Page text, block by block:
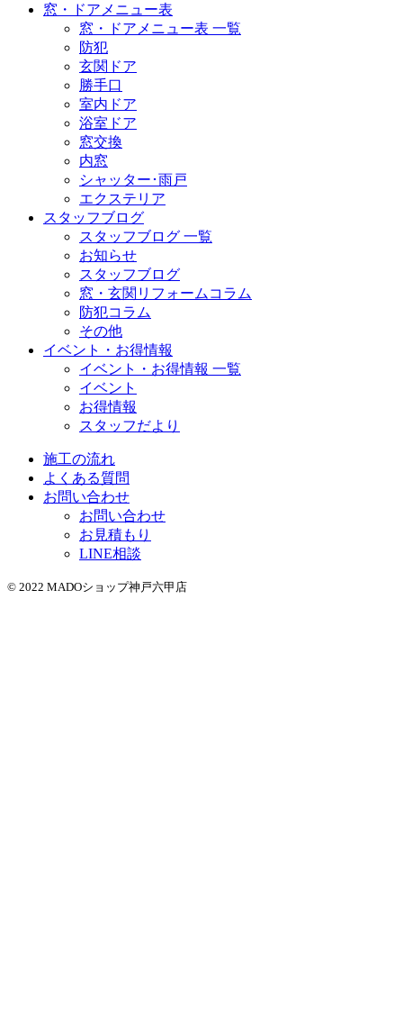
窓・ドアメニュー表
窓・ドアメニュー表 一覧
防犯
玄関ドア
勝手口
室内ドア
浴室ドア
窓交換
内窓
シャッター･雨戸
エクステリア
スタッフブログ
スタッフブログ 一覧
お知らせ
スタッフブログ
窓・玄関リフォームコラム
防犯コラム
その他
イベント・お得情報
イベント・お得情報 一覧
イベント
お得情報
スタッフだより
施工の流れ
よくある質問
お問い合わせ
お問い合わせ
お見積もり
LINE相談
© 2022 MADOショップ神戸六甲店